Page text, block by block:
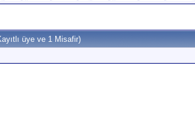
üye ve 1 Misafir)